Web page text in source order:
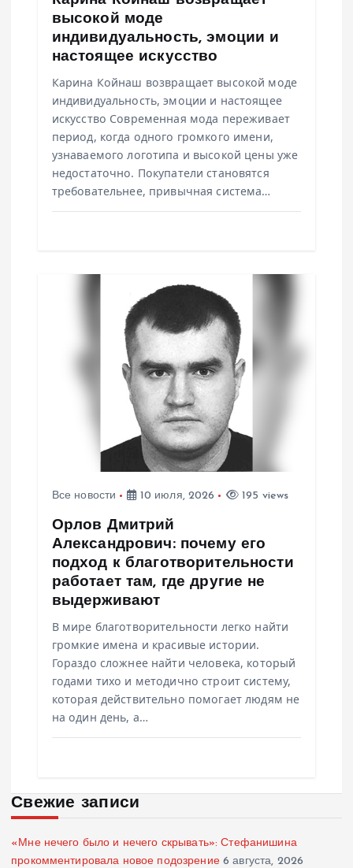
высокой моде
индивидуальность, эмоции и
настоящее искусство
Карина Койнаш возвращает высокой моде
индивидуальность, эмоции и настоящее
искусство Современная мода переживает
период, когда одного громкого имени,
узнаваемого логотипа и высокой цены уже
недостаточно. Покупатели становятся
требовательнее, привычная система…
Все новости 10 июля, 2026 195 views
Орлов Дмитрий
Александрович: почему его
подход к благотворительности
работает там, где другие не
выдерживают
В мире благотворительности легко найти
громкие имена и красивые истории.
Гораздо сложнее найти человека, который
годами тихо и методично строит систему,
которая действительно помогает людям не
на один день, а…
Свежие записи
«Мне нечего было и нечего скрывать»: Стефанишина
прокомментировала новое подозрение 6 августа, 2026